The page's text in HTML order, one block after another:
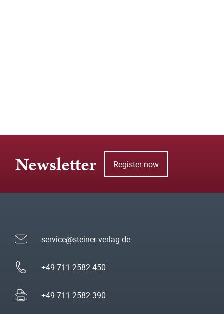
Newsletter Register now
service@steiner-verlag.de
+49 711 2582-450
+49 711 2582-390